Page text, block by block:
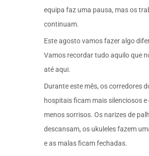
equipa faz uma pausa, mas os
continuam.
Este agosto vamos fazer algo
Vamos recordar tudo aquilo que
até aqui.
Durante este mês, os corredores
hospitais ficam mais silenciosos e
menos sorrisos. Os narizes de
descansam, os ukuleles fazem
e as malas ficam fechadas.